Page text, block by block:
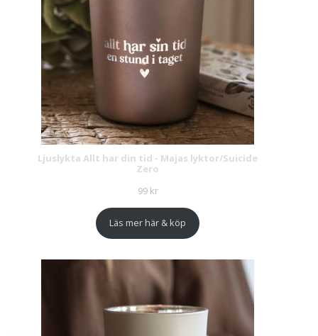
Ljuslykta Allt har din tid - Majas lyktor/Suicide
Zero
99 kr
Läs mer här & köp